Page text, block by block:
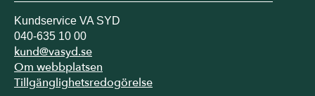
Kundservice VA SYD
040-635 10 00
kund@vasyd.se
Om webbplatsen
Tillgänglighetsredogörelse